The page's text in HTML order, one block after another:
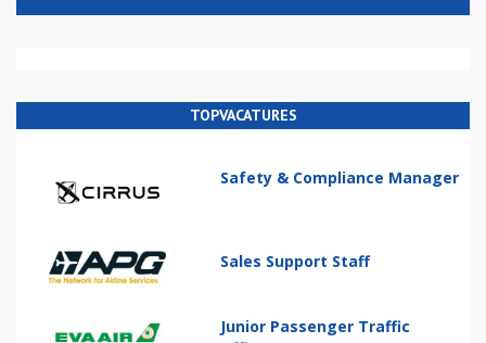
TOPVACATURES
Safety & Compliance Manager
Sales Support Staff
Junior Passenger Traffic